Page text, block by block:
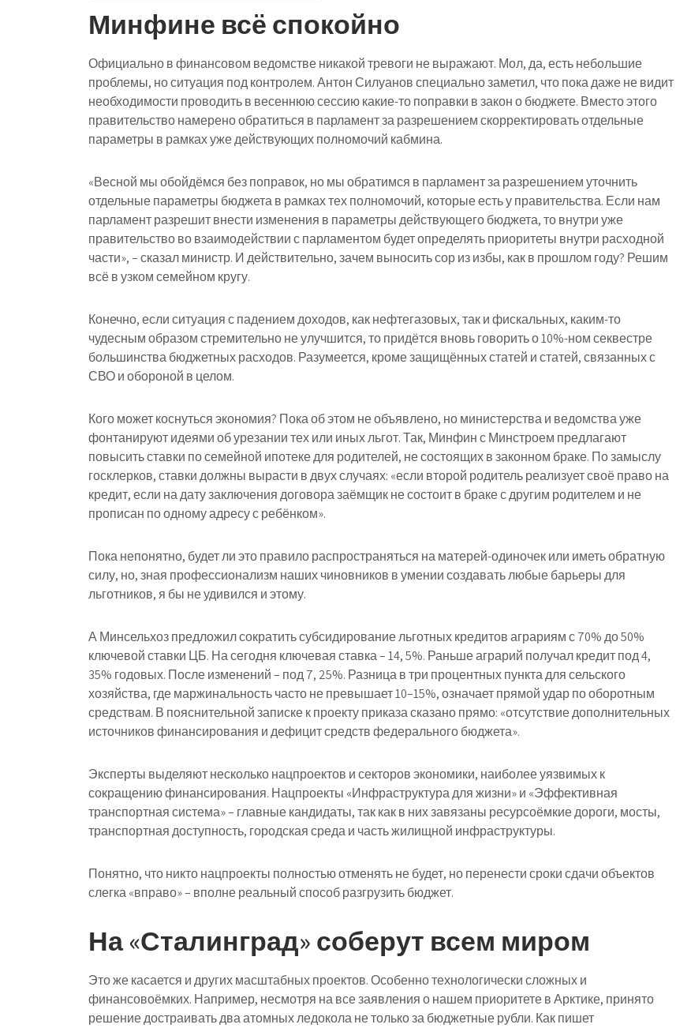
Минфине всё спокойно
Официально в финансовом ведомстве никакой тревоги не выражают. Мол, да, есть небольшие
проблемы, но ситуация под контролем. Антон Силуанов специально заметил, что пока даже не видит
необходимости проводить в весеннюю сессию какие-то поправки в закон о бюджете. Вместо этого
правительство намерено обратиться в парламент за разрешением скорректировать отдельные
параметры в рамках уже действующих полномочий кабмина.
«Весной мы обойдёмся без поправок, но мы обратимся в парламент за разрешением уточнить
отдельные параметры бюджета в рамках тех полномочий, которые есть у правительства. Если нам
парламент разрешит внести изменения в параметры действующего бюджета, то внутри уже
правительство во взаимодействии с парламентом будет определять приоритеты внутри расходной
части», – сказал министр. И действительно, зачем выносить сор из избы, как в прошлом году? Решим
всё в узком семейном кругу.
Конечно, если ситуация с падением доходов, как нефтегазовых, так и фискальных, каким-то
чудесным образом стремительно не улучшится, то придётся вновь говорить о 10%-ном секвестре
большинства бюджетных расходов. Разумеется, кроме защищённых статей и статей, связанных с
СВО и обороной в целом.
Кого может коснуться экономия? Пока об этом не объявлено, но министерства и ведомства уже
фонтанируют идеями об урезании тех или иных льгот. Так, Минфин с Минстроем предлагают
повысить ставки по семейной ипотеке для родителей, не состоящих в законном браке. По замыслу
госклерков, ставки должны вырасти в двух случаях: «если второй родитель реализует своё право на
кредит, если на дату заключения договора заёмщик не состоит в браке с другим родителем и не
прописан по одному адресу с ребёнком».
Пока непонятно, будет ли это правило распространяться на матерей-одиночек или иметь обратную
силу, но, зная профессионализм наших чиновников в умении создавать любые барьеры для
льготников, я бы не удивился и этому.
А Минсельхоз предложил сократить субсидирование льготных кредитов аграриям с 70% до 50%
ключевой ставки ЦБ. На сегодня ключевая ставка – 14, 5%. Раньше аграрий получал кредит под 4,
35% годовых. После изменений – под 7, 25%. Разница в три процентных пункта для сельского
хозяйства, где маржинальность часто не превышает 10–15%, означает прямой удар по оборотным
средствам. В пояснительной записке к проекту приказа сказано прямо: «отсутствие дополнительных
источников финансирования и дефицит средств федерального бюджета».
Эксперты выделяют несколько нацпроектов и секторов экономики, наиболее уязвимых к
сокращению финансирования. Нацпроекты «Инфраструктура для жизни» и «Эффективная
транспортная система» – главные кандидаты, так как в них завязаны ресурсоёмкие дороги, мосты,
транспортная доступность, городская среда и часть жилищной инфраструктуры.
Понятно, что никто нацпроекты полностью отменять не будет, но перенести сроки сдачи объектов
слегка «вправо» – вполне реальный способ разгрузить бюджет.
На «Сталинград» соберут всем миром
Это же касается и других масштабных проектов. Особенно технологически сложных и
финансовоёмких. Например, несмотря на все заявления о нашем приоритете в Арктике, принято
решение достраивать два атомных ледокола не только за бюджетные рубли. Как пишет